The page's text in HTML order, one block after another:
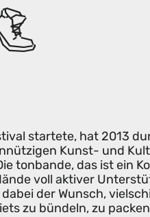
startete, hat 2013
Kunst- und
tonbande, das ist ein
voll aktiver
der Wunsch,
zu bündeln, zu